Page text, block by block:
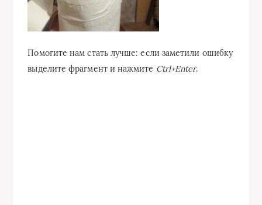
Помогите нам стать лучше: если заметили ошибку
выделите фрагмент и нажмите Ctrl+Enter.